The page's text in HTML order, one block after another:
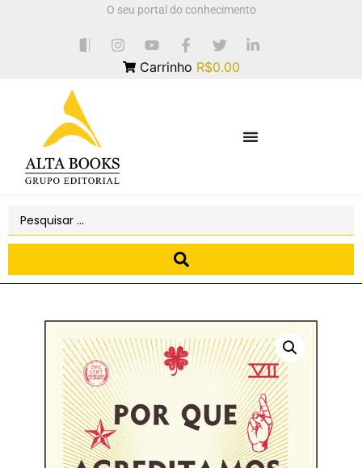
O seu portal do conhecimento
Carrinho R$0.00